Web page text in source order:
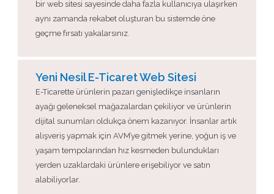
bir web sitesi sayesinde daha fazla kullanıcıya ulaşırken
aynı zamanda rekabet oluşturan bu sistemde öne
geçme fırsatı yakalarsınız.
Yeni Nesil E-Ticaret Web Sitesi
E-Ticarette ürünlerin pazarı genişledikçe insanların
ayağı geleneksel mağazalardan çekiliyor ve ürünlerin
dijital sunumları oldukça önem kazanıyor. İnsanlar artık
alışveriş yapmak için AVM’ye gitmek yerine, yoğun iş ve
yaşam tempolarından hız kesmeden bulundukları
yerden uzaklardaki ürünlere erişebiliyor ve satın
alabiliyorlar.